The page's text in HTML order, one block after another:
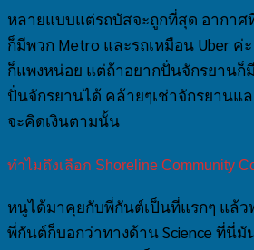
หลายแบบแต่รถบัสจะถูกที่สุด อากาศ
ก็มีพวก Metro และรถเหมือน Uber
ก็แพงหน่อย แต่ถ้าอยากปั่นจักรยานก็
ปั่นจักรยานได้ คล้ายๆเช่าจักรยานแ
จะคิดเงินตามนั้น
ทำไมถึงเลือก Shoreline Community
หนูได้มาคุยกับพี่กันต์เป็นที่แรกๆ แล้
พี่กันต์ก็บอกว่าทางด้าน Science ที่นี่